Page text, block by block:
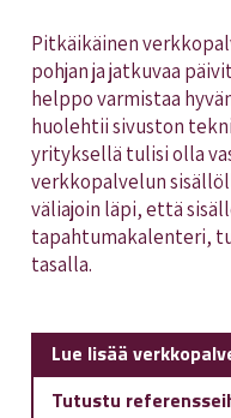
Pitkäikäinen
pohjan ja jatkuvaa
helppo varmistaa
huolehtii sivuston
yrityksellä tulisi olla
verkkopalvelun
väliajoin läpi, että
tapahtumakalenteri,
tasalla.
Lue lisää
Tutustu